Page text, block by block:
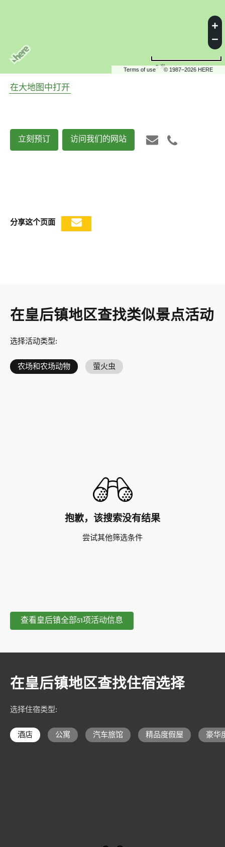
Terms of use © 1987–2026 HERE
5 米
在大地图中打开
立刻预订 访问我们的网站
分享这个页面
在皇后镇地区查找类似景点活动
选择活动类型:
农场和农场动物 萤火虫
抱歉，该搜索没有结果
尝试其他筛选条件
查看皇后镇全部51项活动信息
在皇后镇地区查找住宿选择
选择住宿类型:
酒店 公寓 汽车旅馆 精品度假屋 豪华